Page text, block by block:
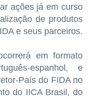
ações já em curso
de produtos
e seus parceiros.
em formato
espanhol, e
País do FIDA no
do IICA Brasil, do